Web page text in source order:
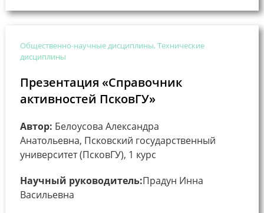
Общественно-научные дисциплины, Технические
дисциплины
Презентация «Справочник
активностей ПсковГУ»
Автор: Белоусова Александра
Анатольевна, Псковский государственный
университет (ПсковГУ), 1 курс
Научный руководитель:Прадун Инна
Васильевна